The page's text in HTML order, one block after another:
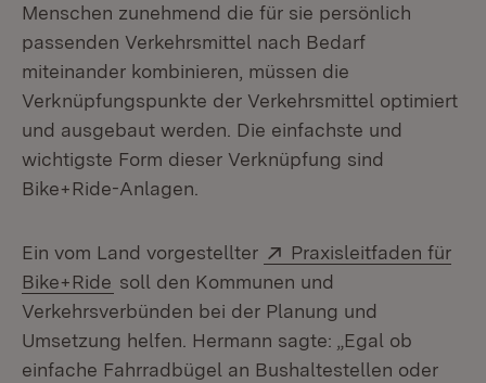
Menschen zunehmend die für sie persönlich
passenden Verkehrsmittel nach Bedarf
miteinander kombinieren, müssen die
Verknüpfungspunkte der Verkehrsmittel optimiert
und ausgebaut werden. Die einfachste und
wichtigste Form dieser Verknüpfung sind
Bike+Ride-Anla­gen.
Ein vom Land vorgestellter Extern:
Praxisleitfaden für
Bike+Ride (Öffnet in neuem Fenster)
soll den Kommunen und
Verkehrsverbünden bei der Planung und
Umsetzung helfen. Hermann sagte: „Egal ob
einfache Fahrradbügel an Bushaltestellen oder